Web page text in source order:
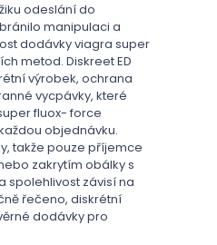
odeslání do
manipulaci a
dodávky viagra super
metod. Diskreet ED
výrobek, ochrana
vycpávky, které
fluox- force
objednávku.
takže pouze příjemce
zakrytím obálky s
spolehlivost závisí na
řečeno, diskrétní
dodávky pro